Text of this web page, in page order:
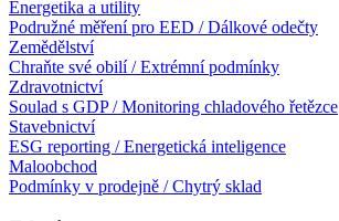
Energetika a utility
Podružné měření pro EED / Dálkové odečty
Zemědělství
Chraňte své obilí / Extrémní podmínky
Zdravotnictví
Soulad s GDP / Monitoring chladového řetězce
Stavebnictví
ESG reporting / Energetická inteligence
Maloobchod
Podmínky v prodejně / Chytrý sklad